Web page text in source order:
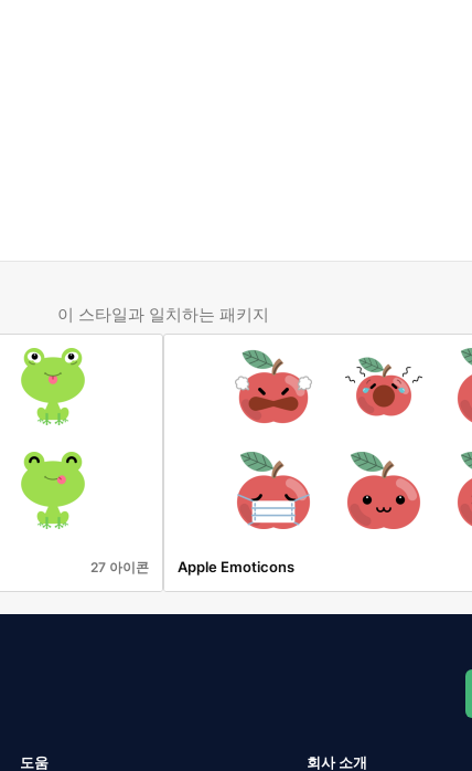
이 스타일과 일치하는 패키지
27 아이콘 Apple Emoticons
도움 회사 소개